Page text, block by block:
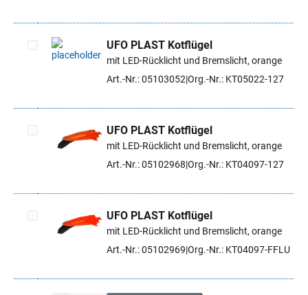
Artikel auswählen
UFO PLAST Kotflügel
mit LED-Rücklicht und Bremslicht, orange
Art.-Nr.: 05103052 Org.-Nr.: KT05022-127
Artikel auswählen
UFO PLAST Kotflügel
mit LED-Rücklicht und Bremslicht, orange
Art.-Nr.: 05102968 Org.-Nr.: KT04097-127
Artikel auswählen
UFO PLAST Kotflügel
mit LED-Rücklicht und Bremslicht, orange
Art.-Nr.: 05102969 Org.-Nr.: KT04097-FFLU